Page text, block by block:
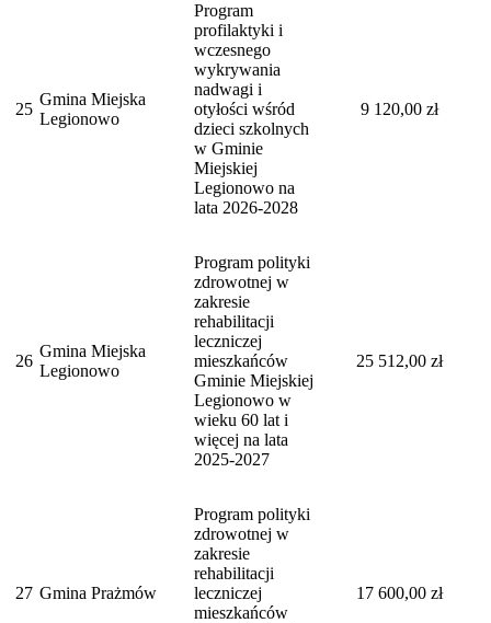
25
Gmina Miejska
Legionowo
Program
profilaktyki i
wczesnego
wykrywania
nadwagi i
otyłości wśród
dzieci szkolnych
w Gminie
Miejskiej
Legionowo na
lata 2026-2028
9 120,00 zł
26
Gmina Miejska
Legionowo
Program polityki
zdrowotnej w
zakresie
rehabilitacji
leczniczej
mieszkańców
Gminie Miejskiej
Legionowo w
wieku 60 lat i
więcej na lata
2025-2027
25 512,00 zł
27 Gmina Prażmów
Program polityki
zdrowotnej w
zakresie
rehabilitacji
leczniczej
mieszkańców
17 600,00 zł